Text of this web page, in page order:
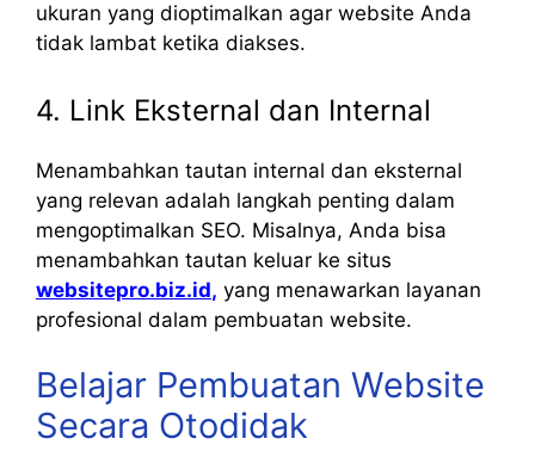
ukuran yang dioptimalkan agar website Anda
tidak lambat ketika diakses.
4. Link Eksternal dan Internal
Menambahkan tautan internal dan eksternal
yang relevan adalah langkah penting dalam
mengoptimalkan SEO. Misalnya, Anda bisa
menambahkan tautan keluar ke situs
websitepro.biz.id, yang menawarkan layanan
profesional dalam pembuatan website.
Belajar Pembuatan Website
Secara Otodidak